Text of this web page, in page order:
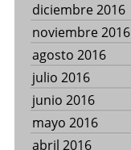
diciembre 2016
noviembre 2016
agosto 2016
julio 2016
junio 2016
mayo 2016
abril 2016